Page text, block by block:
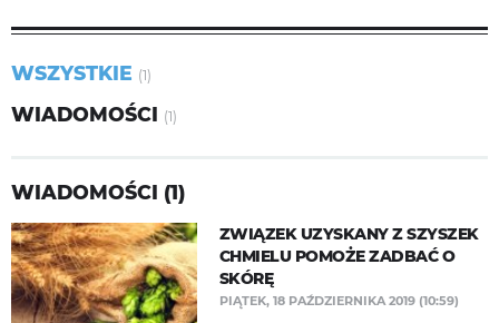
WSZYSTKIE (1)
WIADOMOŚCI (1)
WIADOMOŚCI (1)
​ZWIĄZEK UZYSKANY Z SZYSZEK
CHMIELU POMOŻE ZADBAĆ O
SKÓRĘ
PIĄTEK, 18 PAŹDZIERNIKA 2019 (10:59)